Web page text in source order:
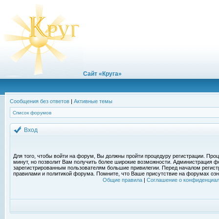
Сайт «Круга»
Сообщения без ответов | Активные темы
Список форумов
Вход
Для того, чтобы войти на форум, Вы должны пройти процедуру регистрации.
минут, но позволит Вам получить более широкие возможности. Администрация
зарегистрированным пользователям большие привилегии. Перед началом
правилами и политикой форума. Помните, что Ваше присутствие на форумах
Общие правила| Соглашение о